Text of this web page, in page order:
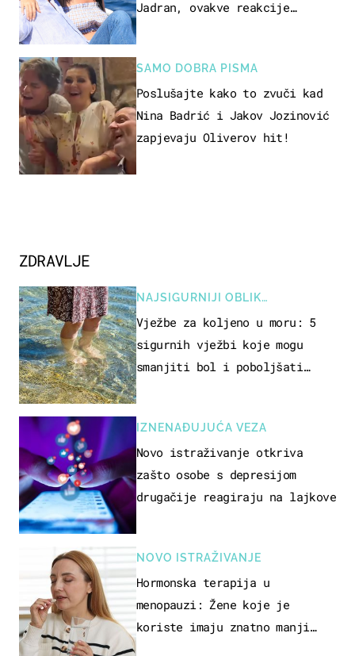
Jadran, ovakve reakcije
SAMO DOBRA PISMA
Poslušajte kako to zvuči kad
Nina Badrić i Jakov Jozinović
zapjevaju Oliverov hit!
ZDRAVLJE
NAJSIGURNIJI OBLIK
REKREACIJE
Vježbe za koljeno u moru: 5
sigurnih vježbi koje mogu
smanjiti bol i poboljšati
IZNENAĐUJUĆA VEZA
Novo istraživanje otkriva
zašto osobe s depresijom
drugačije reagiraju na lajkove
NOVO ISTRAŽIVANJE
Hormonska terapija u
menopauzi: Žene koje je
koriste imaju znatno manji